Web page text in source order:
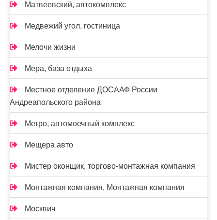
Матвеевский, автокомплекс
Медвежий угол, гостиница
Мелочи жизни
Мера, база отдыха
Местное отделение ДОСААФ России
Андреапольского района
Метро, автомоечный комплекс
Мещера авто
Мистер оконщик, торгово-монтажная компания
Монтажная компания, Монтажная компания
Москвич